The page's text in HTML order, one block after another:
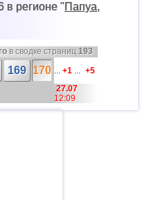
в регионе " Папуа,
в сводке страниц 193
169 170 ...+1 ... +5
27.07
12:09